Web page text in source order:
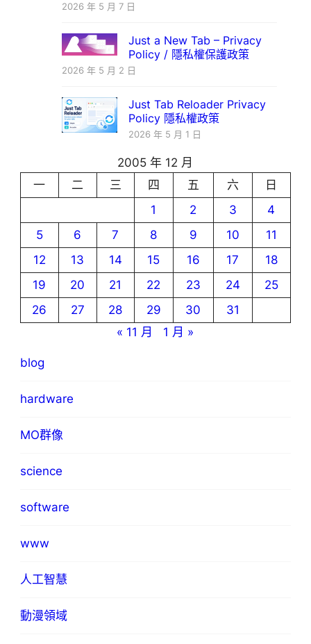
2026 年 5 月 7 日
Just a New Tab – Privacy
Policy / 隱私權保護政策
2026 年 5 月 2 日
Just Tab Reloader Privacy
Policy 隱私權政策
2026 年 5 月 1 日
2005 年 12 月
一
二 三 四 五 六
日
1
2 3
4
5
6 7 8 9 10
11
12
13 14 15 16 17
18
19
20 21 22 23 24
25
26
27 28 29 30
31
« 11 月
1 月 »
blog
hardware
MO群像
science
software
www
人工智慧
動漫領域